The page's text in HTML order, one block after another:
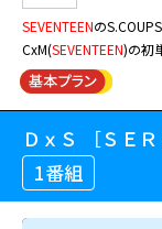
SEVENTEENの
CxM(SEVENTEEN)の初
カットで独占放送！
ＤｘＳ ［ＳＥ
1番組